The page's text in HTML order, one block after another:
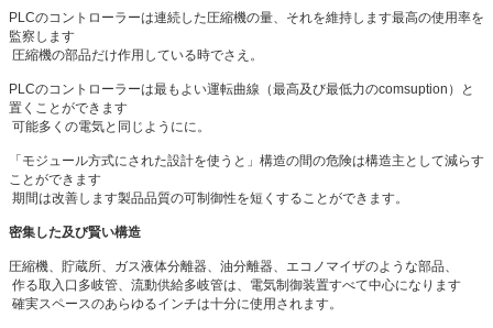
PLCのコントローラーは連続した圧縮機の量、それを維持します最高の使用率を
監察します
圧縮機の部品だけ作用している時でさえ。
PLCのコントローラーは最もよい運転曲線（最高及び最低力のcomsuption）と
置くことができます
可能多くの電気と同じようにに。
「モジュール方式にされた設計を使うと」構造の間の危険は構造主として減らす
ことができます
期間は改善します製品品質の可制御性を短くすることができます。
密集した及び賢い構造
圧縮機、貯蔵所、ガス液体分離器、油分離器、エコノマイザのような部品、
作る取入口多岐管、流動供給多岐管は、電気制御装置すべて中心になります
確実スペースのあらゆるインチは十分に使用されます。